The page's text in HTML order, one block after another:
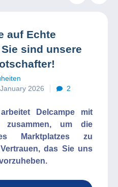
auf Echte
sind unsere
2026
2
Delcampe mit
zusammen, um die
Marktplatzes zu
das Sie uns